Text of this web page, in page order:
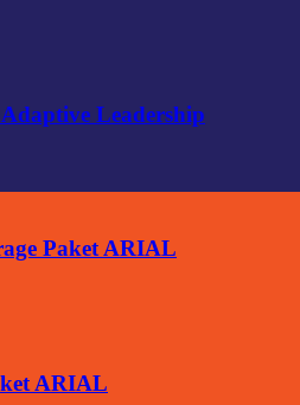
Leadership
Paket ARIAL
ARIAL